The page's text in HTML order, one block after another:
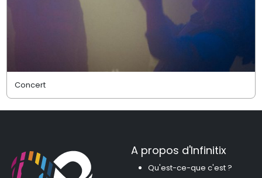
Concert
A propos d'Infinitix
Qu'est-ce-que c'est ?